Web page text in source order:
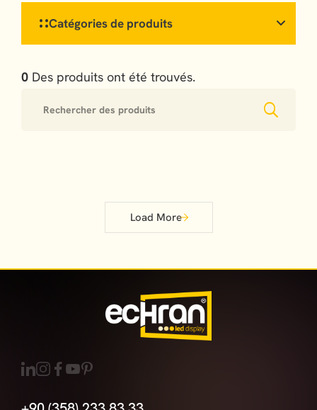
Catégories de produits
0 Des produits ont été trouvés.
Load More